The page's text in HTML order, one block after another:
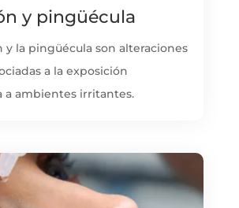
y pingüécula
y la pingüécula son alteraciones
a la exposición
a ambientes irritantes.